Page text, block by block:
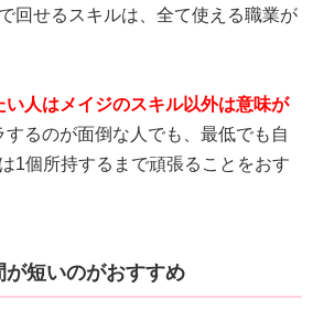
回せるスキルは、全て使える職業が
い人はメイジのスキル以外は意味が
するのが面倒な人でも、最低でも自
1個所持するまで頑張ることをおす
が短いのがおすすめ